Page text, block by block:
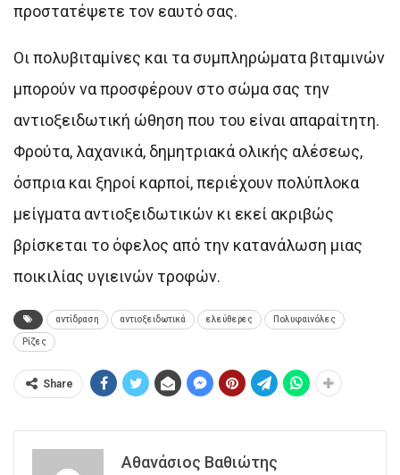
προστατέψετε τον εαυτό σας.
Οι πολυβιταμίνες και τα συμπληρώματα βιταμινών
μπορούν να προσφέρουν στο σώμα σας την
αντιοξειδωτική ώθηση που του είναι απαραίτητη.
Φρούτα, λαχανικά, δημητριακά ολικής αλέσεως,
όσπρια και ξηροί καρποί, περιέχουν πολύπλοκα
μείγματα αντιοξειδωτικών κι εκεί ακριβώς
βρίσκεται το όφελος από την κατανάλωση μιας
ποικιλίας υγιεινών τροφών.
αντίδραση αντιοξειδωτικά ελεύθερες Πολυφαινόλες
Ρίζες
Share
Αθανάσιος Βαθιώτης